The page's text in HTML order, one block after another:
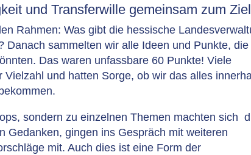
und Transferwille gemeinsam zum Ziel
Rahmen: Was gibt die hessische
Danach sammelten wir alle Ideen und Punkte, die
Das waren unfassbare 60 Punkte! Viele
und hatten Sorge, ob wir das alles
sondern zu einzelnen Themen machten sich
Gedanken, gingen ins Gespräch mit weiteren
mit. Auch dies ist eine Form der